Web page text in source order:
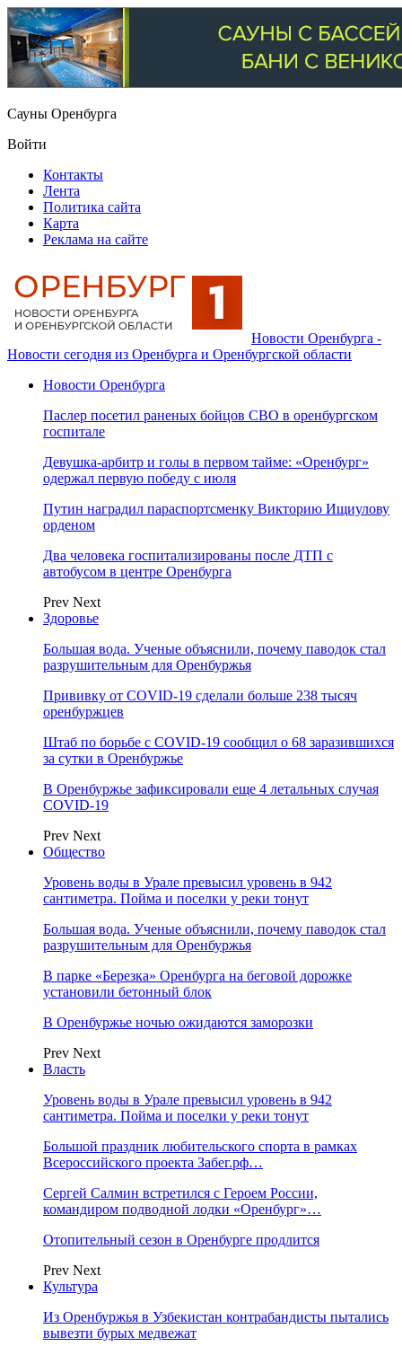
Сауны Оренбурга
Войти
Контакты
Лента
Политика сайта
Карта
Реклама на сайте
Новости Оренбурга -
Новости сегодня из Оренбурга и Оренбургской области
Новости Оренбурга
Паслер посетил раненых бойцов СВО в оренбургском
госпитале
Девушка-арбитр и голы в первом тайме: «Оренбург»
одержал первую победу с июля
Путин наградил параспортсменку Викторию Ищиулову
орденом
Два человека госпитализированы после ДТП с
автобусом в центре Оренбурга
Prev Next
Здоровье
Большая вода. Ученые объяснили, почему паводок стал
разрушительным для Оренбуржья
Прививку от COVID-19 сделали больше 238 тысяч
оренбуржцев
Штаб по борьбе с СOVID-19 сообщил о 68 заразившихся
за сутки в Оренбуржье
В Оренбуржье зафиксировали еще 4 летальных случая
COVID-19
Prev Next
Общество
Уровень воды в Урале превысил уровень в 942
сантиметра. Пойма и поселки у реки тонут
Большая вода. Ученые объяснили, почему паводок стал
разрушительным для Оренбуржья
В парке «Березка» Оренбурга на беговой дорожке
установили бетонный блок
В Оренбуржье ночью ожидаются заморозки
Prev Next
Власть
Уровень воды в Урале превысил уровень в 942
сантиметра. Пойма и поселки у реки тонут
Большой праздник любительского спорта в рамках
Всероссийского проекта Забег.рф…
Сергей Салмин встретился с Героем России,
командиром подводной лодки «Оренбург»…
Отопительный сезон в Оренбурге продлится
Prev Next
Культура
Из Оренбуржья в Узбекистан контрабандисты пытались
вывезти бурых медвежат